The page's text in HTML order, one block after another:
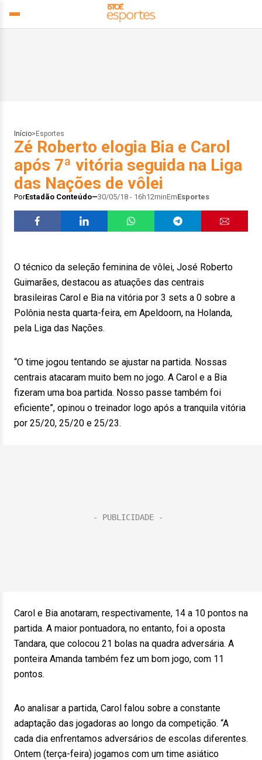
Início> Esportes
Zé Roberto elogia Bia e Carol
após 7ª vitória seguida na Liga
das Nações de vôlei
PorEstadão Conteúdo 30/05/18 - 16h12minEmEsportes
O técnico da seleção feminina de vôlei, José Roberto
Guimarães, destacou as atuações das centrais
brasileiras Carol e Bia na vitória por 3 sets a 0 sobre a
Polônia nesta quarta-feira, em Apeldoorn, na Holanda,
pela Liga das Nações.
“O time jogou tentando se ajustar na partida. Nossas
centrais atacaram muito bem no jogo. A Carol e a Bia
fizeram uma boa partida. Nosso passe também foi
eficiente”, opinou o treinador logo após a tranquila vitória
por 25/20, 25/20 e 25/23.
Carol e Bia anotaram, respectivamente, 14 a 10 pontos na
partida. A maior pontuadora, no entanto, foi a oposta
Tandara, que colocou 21 bolas na quadra adversária. A
ponteira Amanda também fez um bom jogo, com 11
pontos.
Ao analisar a partida, Carol falou sobre a constante
adaptação das jogadoras ao longo da competição. “A
cada dia enfrentamos adversários de escolas diferentes.
Ontem (terça-feira) jogamos com um time asiático